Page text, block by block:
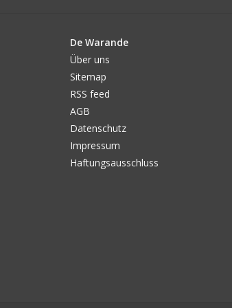
De Warande
Über uns
Sitemap
RSS feed
AGB
Datenschutz
Impressum
Haftungsausschluss